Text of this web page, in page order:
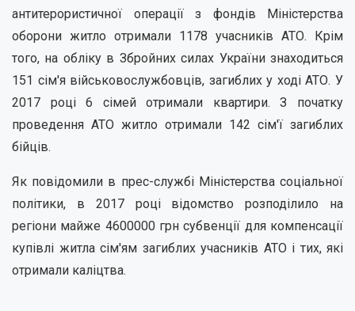
антитерористичної операції з фондів Міністерства
оборони житло отримали 1178 учасників АТО. Крім
того, на обліку в Збройних силах України знаходиться
151 сім'я військовослужбовців, загиблих у ході АТО. У
2017 році 6 сімей отримали квартири. З початку
проведення АТО житло отримали 142 сім'ї загиблих
бійців.
Як повідомили в прес-службі Міністерства соціальної
політики, в 2017 році відомство розподілило на
регіони майже 4600000 грн субвенції для компенсації
купівлі житла сім'ям загиблих учасників АТО і тих, які
отримали каліцтва.